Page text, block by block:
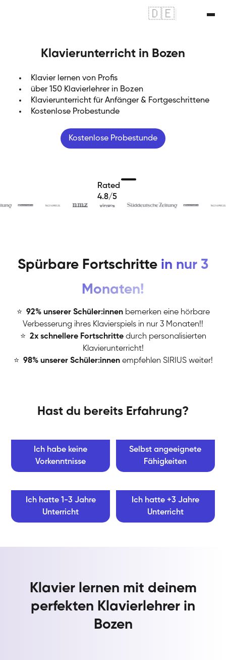
🇩🇪
Klavierunterricht in Bozen
Klavier lernen von Profis
über 150 Klavierlehrer in Bozen
Klavierunterricht für Anfänger & Fortgeschrittene
Kostenlose Probestunde
Kostenlose Probestunde
Rated
4.8/5
Spürbare Fortschritte in nur 3
Monaten!
⭐ 92% unserer Schüler:innen bemerken eine hörbare
Verbesserung ihres Klavierspiels in nur 3 Monaten!!
⭐ 2x schnellere Fortschritte durch personalisierten
Klavierunterricht!
⭐ 98% unserer Schüler:innen empfehlen SIRIUS weiter!
Hast du bereits Erfahrung?
Ich habe keine
Vorkenntnisse
Selbst angeeignete
Fähigkeiten
Ich hatte 1-3 Jahre
Unterricht
Ich hatte +3 Jahre
Unterricht
Klavier lernen mit deinem
perfekten Klavierlehrer in
Bozen